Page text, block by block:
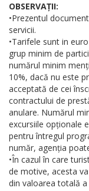
OBSERVAȚII:
•Prezentul
servicii.
•Tarifele sunt in
grup minim de
numărul minim
10%, dacă nu este
acceptată de cei
contractului de
anulare. Numărul
excursiile opționale
pentru întregul
număr, agenția
•În cazul în care
de motive, acesta
din valoarea totală a